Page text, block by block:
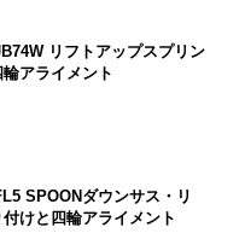
リフトアップスプリン
アライメント
SPOONダウンサス・リ
けと四輪アライメント